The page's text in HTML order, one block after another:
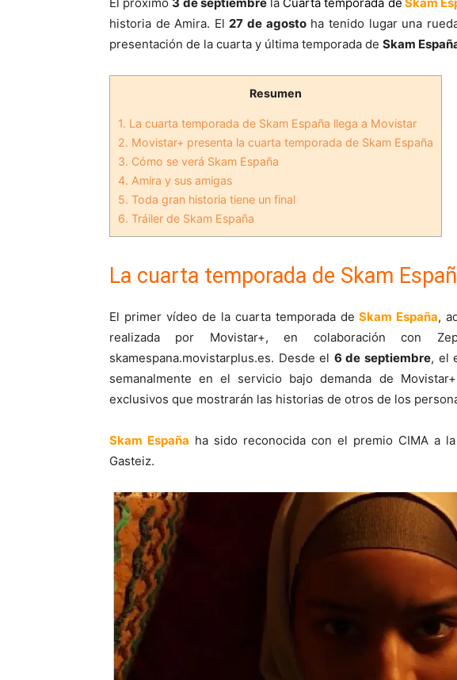
historia de Amira. El27 de agostoha tenido lugar una
presentación de la cuarta y última temporada de Skam
Resumen
1. La cuarta temporada de Skam España llega a Movistar
2. Movistar+ presenta la cuarta temporada de Skam España
3. Cómo se verá Skam España
4. Amira y sus amigas
5. Toda gran historia tiene un final
6. Tráiler de Skam España
La cuarta temporada de Skam
El primer vídeo de la cuarta temporada deSkam España,
realizada por Movistar+, en colaboración con
skamespana.movistarplus.es. Desde el 6 de septiembre, el
semanalmente en el servicio bajo demanda de
exclusivos que mostrarán las historias de otros de los
Skam España ha sido reconocida con el premio CIMA a
Gasteiz.